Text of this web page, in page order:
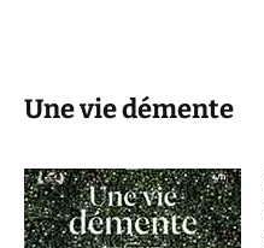
Une vie démente